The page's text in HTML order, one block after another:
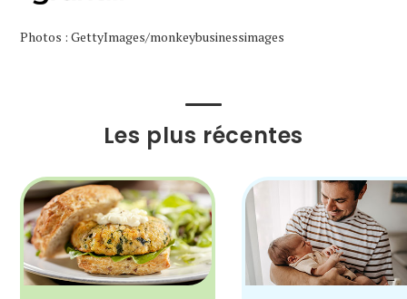
Photos : GettyImages/monkeybusinessimages
Les plus récentes